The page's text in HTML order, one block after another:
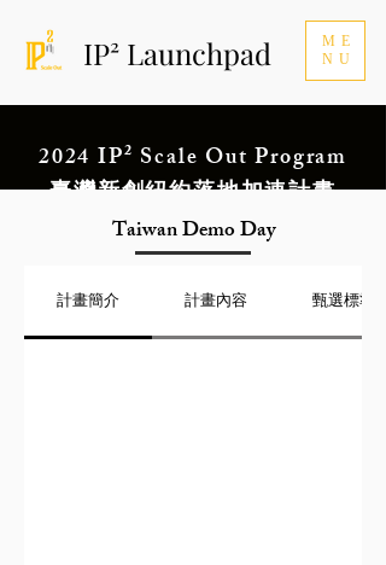
ME
NU
IP² Launchpad
2024 IP² Scale Out Program
臺灣新創紐約落地加速計畫
拓展國際市場
Taiwan Demo Day
計畫簡介 計畫內容 甄選標準